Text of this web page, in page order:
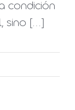
condición
[...]